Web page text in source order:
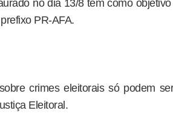
no dia 13/8 tem como
PR-AFA.
crimes eleitorais só podem
Eleitoral.